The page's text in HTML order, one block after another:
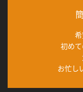
初め
お忙し